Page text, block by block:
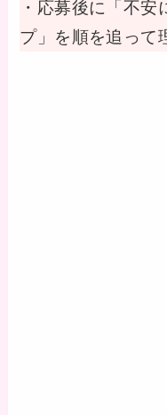
・応募後に「不安
プ」を順を追って